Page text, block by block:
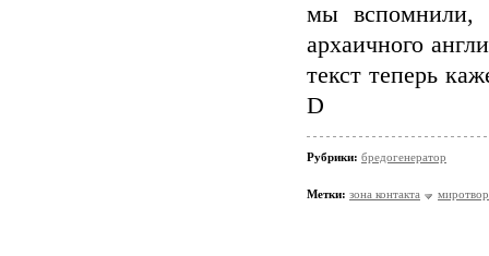
мы вспомнили,
архаичного
текст теперь
D
Рубрики: бредогенератор
Метки: зона контакта